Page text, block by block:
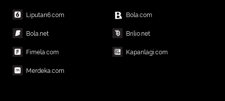
Liputan6.com Bola.com
Bola.net Brilio.net
Fimela.com Kapanlagi.com
Merdeka.com